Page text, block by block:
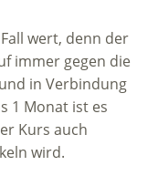
wert, denn der
immer gegen die
in Verbindung
1 Monat ist es
Kurs auch
wird.